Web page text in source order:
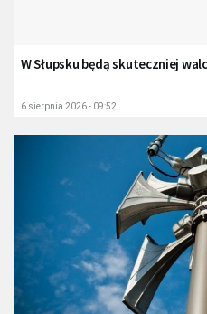
W Słupsku będą skuteczniej
6 sierpnia 2026 - 09:52